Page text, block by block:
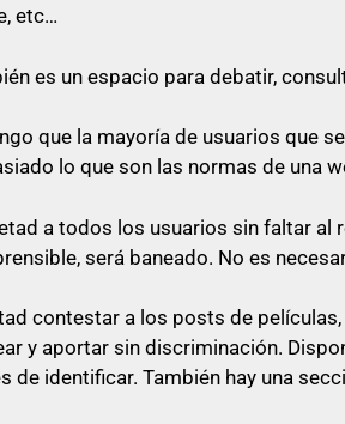
lo que vas a responder.
usuario que suba una peli, puede
que otro usuario comente
vale un simple «Gracias», no vale
que un usuario que esconda su
etc…
es un espacio para debatir,
que la mayoría de usuarios que
lo que son las normas de una
a todos los usuarios sin faltar al
será baneado. No es
contestar a los posts de películas
y aportar sin discriminación.
de identificar. También hay una